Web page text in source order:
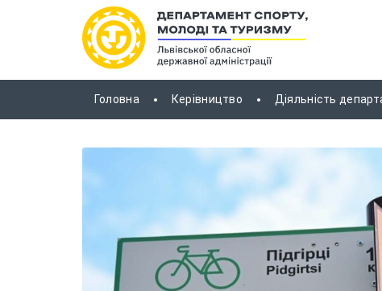
Головна Керівництво Діяльність